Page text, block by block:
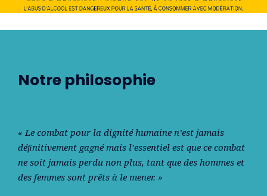
Notre philosophie
« Le combat pour la dignité humaine n’est jamais
déﬁnitivement gagné mais l’essentiel est que ce combat
ne soit jamais perdu non plus, tant que des hommes et
des femmes sont prêts à le mener. »